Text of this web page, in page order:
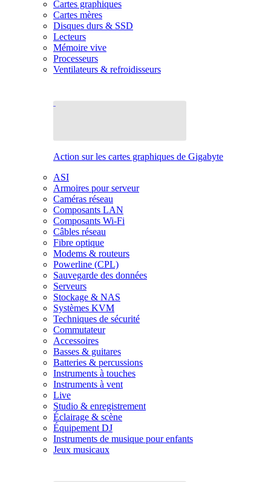
Cartes graphiques
Cartes mères
Disques durs & SSD
Lecteurs
Mémoire vive
Processeurs
Ventilateurs & refroidisseurs
Action sur les cartes graphiques de Gigabyte
ASI
Armoires pour serveur
Caméras réseau
Composants LAN
Composants Wi-Fi
Câbles réseau
Fibre optique
Modems & routeurs
Powerline (CPL)
Sauvegarde des données
Serveurs
Stockage & NAS
Systèmes KVM
Techniques de sécurité
Commutateur
Accessoires
Basses & guitares
Batteries & percussions
Instruments à touches
Instruments à vent
Live
Studio & enregistrement
Éclairage & scène
Équipement DJ
Instruments de musique pour enfants
Jeux musicaux